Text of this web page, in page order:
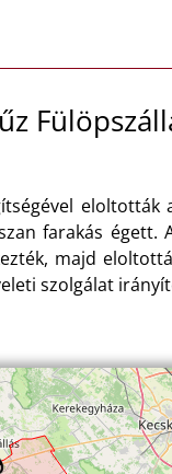
eloltották
farakás égett.
majd
szolgálat